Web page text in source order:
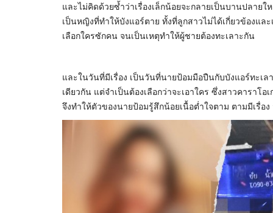
และไม่คิดด้วยซ้ำว่าเรื่องเล็กน้อยจะกลายเป็นบานปลาย
เป็นหญิงที่ทำให้บังแอร์ตาย ทั้งที่ลูกสาวไม่ได้เกี่ยวข้องแล
เลือกใครซักคน จนเป็นเหตุทำให้ผู้ชายต้องทะเลาะกัน
และในวันที่มีเรื่อง เป็นวันที่นายป้อมมือปืนกับบังแอร์ทะเ
เดียวกัน แต่จำเป็นต้องเลือกว่าจะเอาใคร ซึ่งสาวคาราโ
จึงทำให้ตัวของนายป้อมรู้สึกน้อยเนื้อต่ำใจตาม ตามมีเรื่อ